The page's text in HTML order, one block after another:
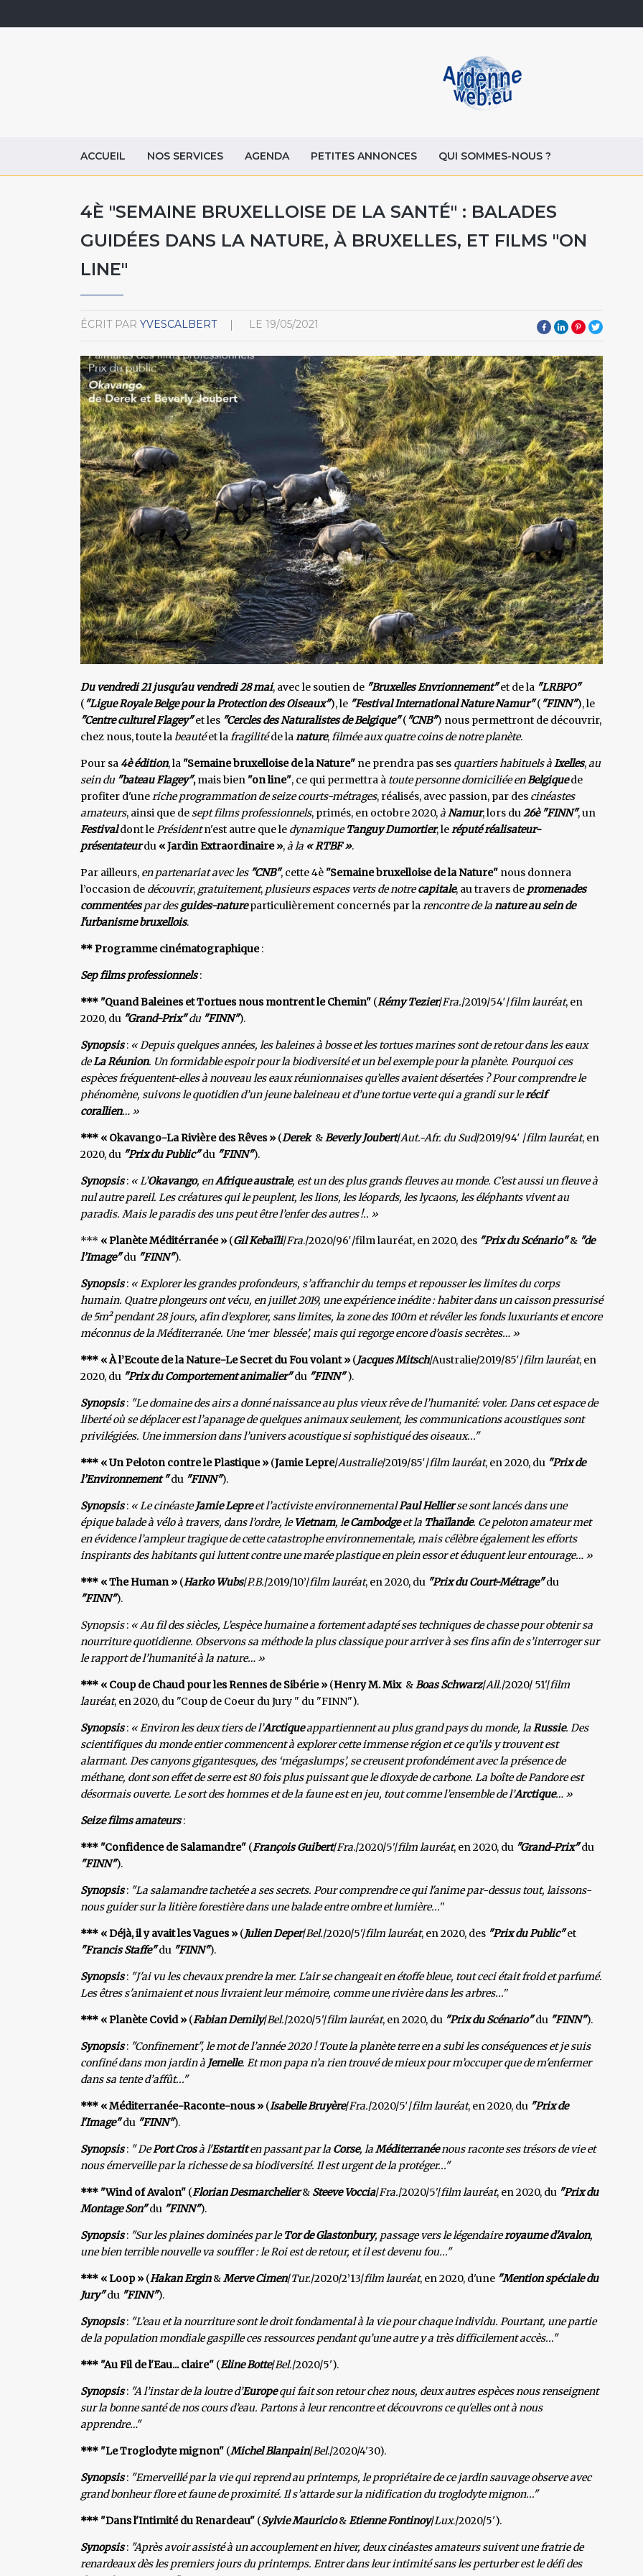
ACCUEIL NOS SERVICES AGENDA PETITES ANNONCES QUI SOMMES-NOUS ?
4È "SEMAINE BRUXELLOISE DE LA SANTÉ" : BALADES
GUIDÉES DANS LA NATURE, À BRUXELLES, ET FILMS "ON
LINE"
ÉCRIT PAR YVESCALBERT LE 19/05/2021
Du vendredi 21 jusqu'au vendredi 28 mai, avec le soutien de "Bruxelles Envrionnement"et de la "LRBPO"
( "Ligue Royale Belge pour la Protection des Oiseaux"), le "Festival International Nature Namur"( "FINN"), le
"Centre culturel Flagey"et les "Cercles des Naturalistes de Belgique"( "CNB") nous permettront de découvrir,
chez nous, toute la beautéet lafragilitéde lanature,filmée aux quatre coins de notre planète.
Pour sa 4è édition, la "Semaine bruxelloise de la Nature" ne prendra pas ses quartiers habituels àIxelles,au
sein du"bateau Flagey",mais bien "on line", ce qui permettra à toute personne domiciliée enBelgique de
profiter d'uneriche programmation de seize courts-métrages, réalisés, avec passion, par des cinéastes
amateurs, ainsi que desept films professionnels, primés, en octobre 2020,àNamur, lors du26è "FINN", un
Festivaldont lePrésidentn'est autre que le dynamiqueTanguy Dumortier, leréputé réalisateur-
présentateurdu « Jardin Extraordinaire »,à la « RTBF ».
Par ailleurs, en partenariat avec les "CNB", cette 4è "Semaine bruxelloise de la Nature" nous donnera
l’occasion de découvrir, gratuitement, plusieurs espaces verts de notrecapitale, au travers de promenades
commentéespar desguides-natureparticulièrement concernés par larencontre de lanature au sein de
l'urbanisme bruxellois.
** Programme cinématographique:
Sep films professionnels:
*** "Quand Baleines et Tortues nous montrent le Chemin" (Rémy Tezier/Fra./2019/54′/film lauréat, en
2020, du "Grand-Prix"du"FINN").
Synopsis: « Depuis quelques années, les baleines à bosse et les tortues marines sont de retour dans les eaux
deLa Réunion. Un formidable espoir pour la biodiversité et un bel exemple pour la planète. Pourquoi ces
espèces fréquentent-elles à nouveau les eaux réunionnaises qu’elles avaient désertées ? Pour comprendre le
phénomène, suivons le quotidien d’un jeune baleineau et d’une tortue verte qui a grandi sur lerécif
corallien… »
*** « Okavango-La Rivière des Rêves » (Derek&Beverly Joubert/Aut.-Afr. du Sud/2019/94′ /film lauréat, en
2020, du "Prix du Public"du "FINN").
Synopsis: « L’Okavango, enAfrique australe, est un des plus grands fleuves au monde. C’est aussi un fleuve à
nul autre pareil. Les créatures qui le peuplent, les lions, les léopards, les lycaons, les éléphants vivent au
paradis. Mais le paradis des uns peut être l’enfer des autres !.. »
*** « Planète Méditérranée » (Gil Kebaïli/Fra./2020/96′/film lauréat, en 2020, des "Prix du Scénario"& "de
l’Image"du "FINN").
Synopsis: « Explorer les grandes profondeurs, s’affranchir du temps et repousser les limites du corps
humain. Quatre plongeurs ont vécu, en juillet 2019, une expérience inédite : habiter dans un caisson pressurisé
de 5m² pendant 28 jours, afin d’explorer, sans limites, la zone des 100m et révéler les fonds luxuriants et encore
méconnus de la Méditerranée. Une ‘mer blessée’, mais qui regorge encore d’oasis secrètes… »
*** « À l’Ecoute de la Nature-Le Secret du Fou volant » (Jacques Mitsch/Australie/2019/85′/film lauréat, en
2020, du "Prix du Comportement animalier"du "FINN").
Synopsis: "Le domaine des airs a donné naissance au plus vieux rêve de l’humanité: voler. Dans cet espace de
liberté où se déplacer est l’apanage de quelques animaux seulement, les communications acoustiques sont
privilégiées. Une immersion dans l’univers acoustique si sophistiqué des oiseaux..."
*** « Un Peloton contre le Plastique » (Jamie Lepre/Australie/2019/85′/film lauréat, en 2020, du "Prix de
l’Environnement "du "FINN").
Synopsis: « Le cinéasteJamie Lepreet l’activiste environnementalPaul Hellierse sont lancés dans une
épique balade à vélo à travers, dans l’ordre, leVietnam, le Cambodgeet la Thaïlande. Ce peloton amateur met
en évidence l’ampleur tragique de cette catastrophe environnementale, mais célèbre également les efforts
inspirants des habitants qui luttent contre une marée plastique en plein essor et éduquent leur entourage… »
*** « The Human » (Harko Wubs/P.B./2019/10’/film lauréat, en 2020, du "Prix du Court-Métrage"du
"FINN").
Synopsis: « Au fil des siècles, L’espèce humaine a fortement adapté ses techniques de chasse pour obtenir sa
nourriture quotidienne. Observons sa méthode la plus classique pour arriver à ses fins afin de s’interroger sur
le rapport de l’humanité à la nature… »
*** « Coup de Chaud pour les Rennes de Sibérie » (Henry M. Mix&Boas Schwarz/All./2020/ 51'/film
lauréat, en 2020, du "Coup de Coeur du Jury " du "FINN").
Synopsis: « Environ les deux tiers de l’Arctiqueappartiennent au plus grand pays du monde, laRussie. Des
scientifiques du monde entier commencent à explorer cette immense région et ce qu’ils y trouvent est
alarmant. Des canyons gigantesques, des ‘mégaslumps’, se creusent profondément avec la présence de
méthane, dont son effet de serre est 80 fois plus puissant que le dioxyde de carbone. La boîte de Pandore est
désormais ouverte. Le sort des hommes et de la faune est en jeu, tout comme l’ensemble de l’Arctique… »
Seize films amateurs:
*** "Confidence de Salamandre" (François Guibert/Fra./2020/5'/film lauréat, en 2020, du "Grand-Prix"du
"FINN").
Synopsis: "La salamandre tachetée a ses secrets. Pour comprendre ce qui l'anime par-dessus tout, laissons-
nous guider sur la litière forestière dans une balade entre ombre et lumière..."
*** « Déjà, il y avait les Vagues » (Julien Deper/Bel./2020/5'/film lauréat, en 2020, des "Prix du Public"et
"Francis Staffe"du "FINN").
Synopsis: "J'ai vu les chevaux prendre la mer. L'air se changeait en étoffe bleue, tout ceci était froid et parfumé.
Les êtres s'animaient et nous livraient leur mémoire, comme une rivière dans les arbres..."
*** « Planète Covid » (Fabian Demily/Bel./2020/5'/film lauréat, en 2020, du "Prix du Scénario"du "FINN").
Synopsis: "Confinement", le mot de l’année 2020 ! Toute la planète terre en a subi les conséquences et je suis
confiné dans mon jardin à Jemelle. Et mon papa n’a rien trouvé de mieux pour m’occuper que de m'enfermer
dans sa tente d’affût..."
*** « Méditerranée-Raconte-nous » (Isabelle Bruyère/Fra./2020/5′/film lauréat, en 2020, du "Prix de
l'Image" du "FINN").
Synopsis: " DePort Crosà l'Estartiten passant par la Corse, laMéditerranéenous raconte ses trésors de vie et
nous émerveille par la richesse de sa biodiversité. Il est urgent de la protéger..."
*** "Wind of Avalon" (Florian Desmarchelier& Steeve Voccia/Fra./2020/5'/film lauréat, en 2020, du "Prix du
Montage Son"du "FINN").
Synopsis: "Sur les plaines dominées par leTor de Glastonbury, passage vers le légendaireroyaume d'Avalon,
une bien terrible nouvelle va souffler : le Roi est de retour, et il est devenu fou..."
*** « Loop » (Hakan Ergin&Merve Cimen/Tur./2020/2’13/film lauréat, en 2020, d'une "Mention spéciale du
Jury"du "FINN").
Synopsis: "L’eau et la nourriture sont le droit fondamental à la vie pour chaque individu. Pourtant, une partie
de la population mondiale gaspille ces ressources pendant qu’une autre y a très difficilement accès..."
*** "Au Fil de l'Eau... claire" (Eline Botte/Bel./2020/5').
Synopsis: "A l’instar de la loutre d’Europequi fait son retour chez nous, deux autres espèces nous renseignent
sur la bonne santé de nos cours d’eau. Partons à leur rencontre et découvrons ce qu'elles ont à nous
apprendre…"
*** "Le Troglodyte mignon" (Michel Blanpain/Bel./2020/4'30).
Synopsis: "Emerveillé par la vie qui reprend au printemps, le propriétaire de ce jardin sauvage observe avec
grand bonheur flore et faune de proximité. Il s’attarde sur la nidification du troglodyte mignon..."
*** "Dans l'Intimité du Renardeau" (Sylvie Mauricio&Etienne Fontinoy/Lux./2020/5').
Synopsis: "Après avoir assisté à un accouplement en hiver, deux cinéastes amateurs suivent une fratrie de
renardeaux dès les premiers jours du printemps. Entrer dans leur intimité sans les perturber est le défi des